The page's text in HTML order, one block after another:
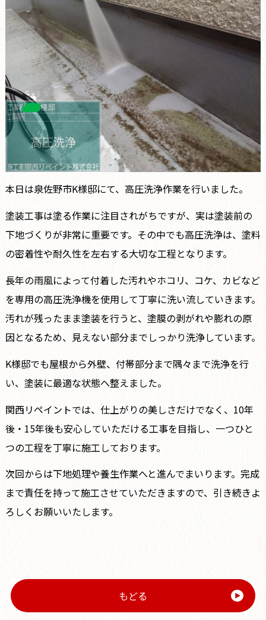
本日は泉佐野市K様邸にて、高圧洗浄作業を行いました。
塗装工事は塗る作業に注目されがちですが、実は塗装前の
下地づくりが非常に重要です。その中でも高圧洗浄は、塗料
の密着性や耐久性を左右する大切な工程となります。
長年の雨風によって付着した汚れやホコリ、コケ、カビなど
を専用の高圧洗浄機を使用して丁寧に洗い流していきます。
汚れが残ったまま塗装を行うと、塗膜の剥がれや膨れの原
因となるため、見えない部分までしっかり洗浄しています。
K様邸でも屋根から外壁、付帯部分まで隅々まで洗浄を行
い、塗装に最適な状態へ整えました。
関西リペイントでは、仕上がりの美しさだけでなく、10年
後・15年後も安心していただける工事を目指し、一つひと
つの工程を丁寧に施工しております。
次回からは下地処理や養生作業へと進んでまいります。完成
まで責任を持って施工させていただきますので、引き続きよ
ろしくお願いいたします。
もどる